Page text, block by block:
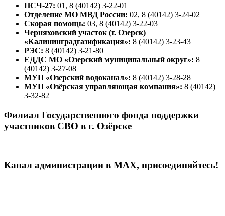
ПСЧ-27: 01, 8 (40142) 3-22-01
Отделение МО МВД России: 02, 8 (40142) 3-24-02
Скорая помощь: 03, 8 (40142) 3-22-03
Черняховский участок (г. Озерск)
«Калининградгазификация»: 8 (40142) 3-23-43
РЭС: 8 (40142) 3-21-80
ЕДДС МО «Озерский муниципальный округ»: 8
(40142) 3-27-08
МУП «Озерский водоканал»: 8 (40142) 3-28-28
МУП «Озёрская управляющая компания»: 8 (40142)
3-32-82
Филиал Государственного фонда поддержки
участников СВО в г. Озёрске
Канал администрации в МАХ, присоединяйтесь!